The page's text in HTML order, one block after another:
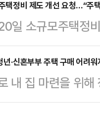
서히 완화될 것으
수치가 더 높아질
22일 밝혔다.점검
울시가 1901개
추진된다.유형별
축공사장 1964
태 취약지역 518
택정비 제도 개선 요청…“주
일 소규모주택정
청했다고 22일 밝
율주택정비사업
업 4가지 사업으
는 41.8%인
·신혼부부 주택 구매 어려워
내 집 마련을 위
자금을 마련해야